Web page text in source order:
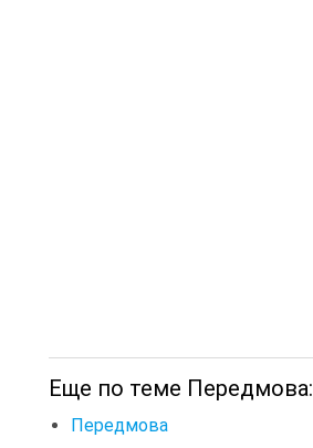
Еще по теме Передмова:
Передмова